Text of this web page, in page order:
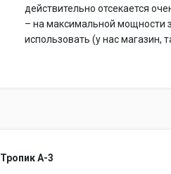
действительно отсекается
– на максимальной мощности
использовать (у нас магазин,
Тропик А-3